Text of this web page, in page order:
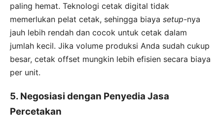
paling hemat. Teknologi cetak digital tidak
memerlukan pelat cetak, sehingga biaya setup-nya
jauh lebih rendah dan cocok untuk cetak dalam
jumlah kecil. Jika volume produksi Anda sudah cukup
besar, cetak offset mungkin lebih efisien secara biaya
per unit.
5. Negosiasi dengan Penyedia Jasa
Percetakan